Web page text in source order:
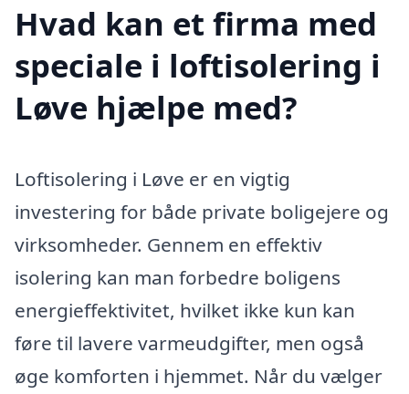
Hvad kan et firma med
speciale i loftisolering i
Løve hjælpe med?
Loftisolering i Løve er en vigtig
investering for både private boligejere og
virksomheder. Gennem en effektiv
isolering kan man forbedre boligens
energieffektivitet, hvilket ikke kun kan
føre til lavere varmeudgifter, men også
øge komforten i hjemmet. Når du vælger